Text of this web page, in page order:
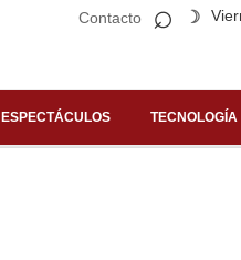
Contacto ⌕ ☽
ESPECTÁCULOS TECNOLOGÍA